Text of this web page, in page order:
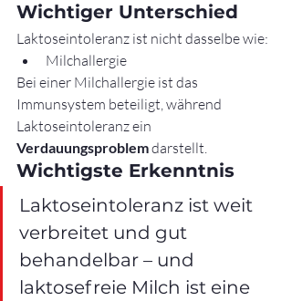
Wichtiger Unterschied
Laktoseintoleranz ist nicht dasselbe wie:
Milchallergie
Bei einer Milchallergie ist das
Immunsystem beteiligt, während
Laktoseintoleranz ein
Verdauungsproblem darstellt.
Wichtigste Erkenntnis
Laktoseintoleranz ist weit
verbreitet und gut
behandelbar – und
laktosefreie Milch ist eine